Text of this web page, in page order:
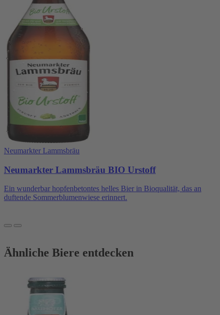
Neumarkter Lammsbräu
Neumarkter Lammsbräu BIO Urstoff
Ein wunderbar hopfenbetontes helles Bier in Bioqualität, das an
duftende Sommerblumenwiese erinnert.
Ähnliche Biere entdecken